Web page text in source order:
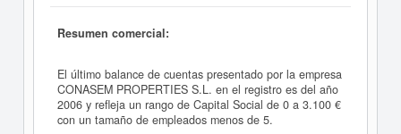
Resumen comercial:
El último balance de cuentas presentado por la empresa
CONASEM PROPERTIES S.L. en el registro es del año
2006 y refleja un rango de Capital Social de 0 a 3.100 €
con un tamaño de empleados menos de 5.